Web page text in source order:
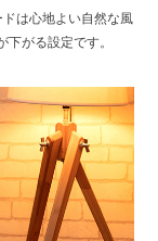
は心地よい自然な風
がる設定です。